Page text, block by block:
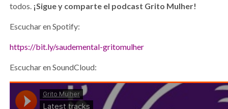
todos. ¡Sigue y comparte el podcast Grito Mulher!
Escuchar en Spotify:
https://bit.ly/saudemental-gritomulher
Escuchar en SoundCloud: